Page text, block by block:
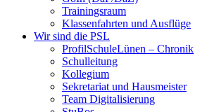
Trainingsraum
Klassenfahrten und Ausflüge
Wir sind die PSL
ProfilSchuleLünen – Chronik
Schulleitung
Kollegium
Sekretariat und Hausmeister
Team Digitalisierung